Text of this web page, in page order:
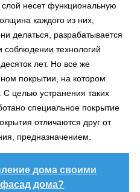
несет функциональную
каждого из них,
делаться, разрабатывается
соблюдении технологий
лет. Но все же
покрытии, на котором
целью устранения таких
специальное покрытие
отличаются друг от
предназначением.
дома своими
фасад дома?